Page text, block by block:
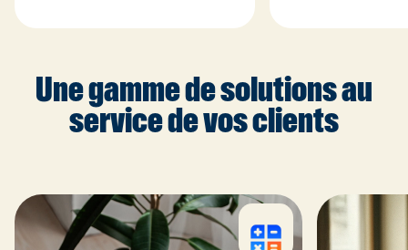
Une gamme de solutions au
service de vos clients